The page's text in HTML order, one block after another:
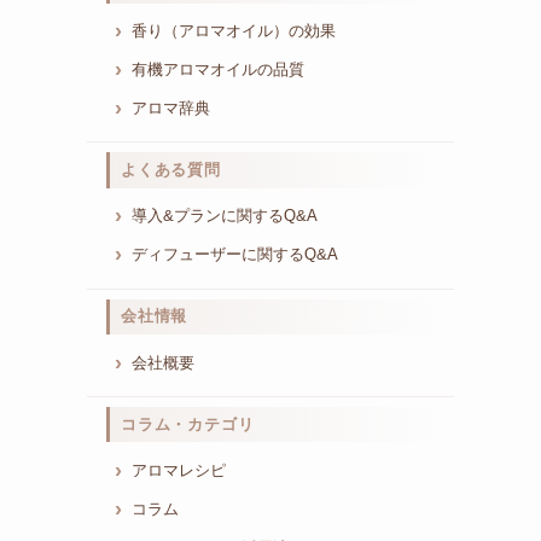
香り（アロマオイル）の効果
有機アロマオイルの品質
アロマ辞典
よくある質問
導入&プランに関するQ&A
ディフューザーに関するQ&A
会社情報
会社概要
コラム・カテゴリ
アロマレシピ
コラム